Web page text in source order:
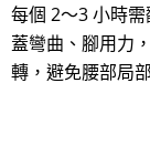
每個 2～3 小時
蓋彎曲、腳用力
轉，避免腰部局